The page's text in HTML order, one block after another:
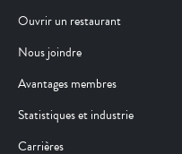
Ouvrir un restaurant
Nous joindre
Avantages membres
Statistiques et industrie
Carrières